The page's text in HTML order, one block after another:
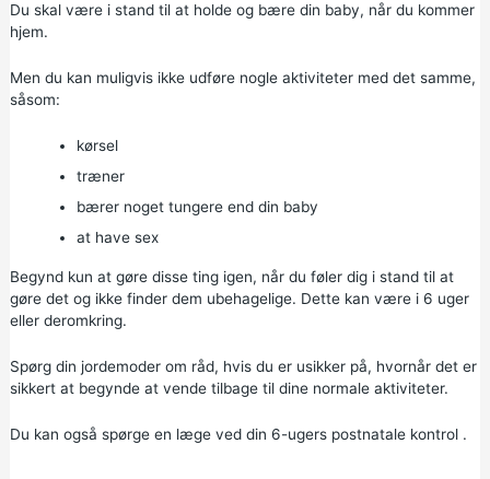
Du skal være i stand til at holde og bære din baby, når du kommer
hjem.
Men du kan muligvis ikke udføre nogle aktiviteter med det samme,
såsom:
kørsel
træner
bærer noget tungere end din baby
at have sex
Begynd kun at gøre disse ting igen, når du føler dig i stand til at
gøre det og ikke finder dem ubehagelige. Dette kan være i 6 uger
eller deromkring.
Spørg din jordemoder om råd, hvis du er usikker på, hvornår det er
sikkert at begynde at vende tilbage til dine normale aktiviteter.
Du kan også spørge en læge ved din 6-ugers postnatale kontrol.